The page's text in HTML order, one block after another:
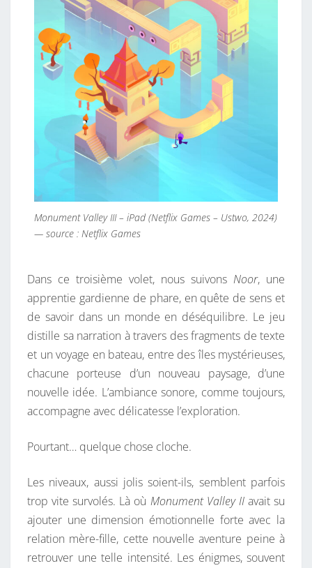
Monument Valley III – iPad (Netflix Games – Ustwo, 2024)
— source : Netflix Games
Dans ce troisième volet, nous suivons Noor, une
apprentie gardienne de phare, en quête de sens et
de savoir dans un monde en déséquilibre. Le jeu
distille sa narration à travers des fragments de texte
et un voyage en bateau, entre des îles mystérieuses,
chacune porteuse d’un nouveau paysage, d’une
nouvelle idée. L’ambiance sonore, comme toujours,
accompagne avec délicatesse l’exploration.
Pourtant… quelque chose cloche.
Les niveaux, aussi jolis soient-ils, semblent parfois
trop vite survolés. Là où Monument Valley IIavait su
ajouter une dimension émotionnelle forte avec la
relation mère-fille, cette nouvelle aventure peine à
retrouver une telle intensité. Les énigmes, souvent